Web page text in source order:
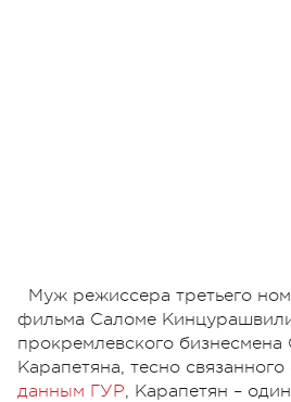
Муж режиссера третьего
фильма Саломе
прокремлевского бизнесмена
Карапетяна, тесно
данным ГУР, Карапетян –